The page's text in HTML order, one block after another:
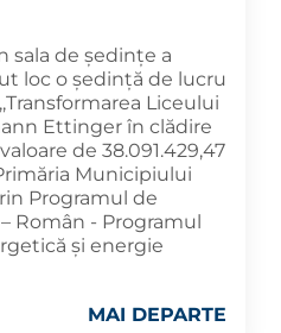
sala de ședințe a
loc o ședință de lucru
Liceului
Ettinger în clădire
de 38.091.429,47
Municipiului
Programul de
Român - Programul
și energie
MAI DEPARTE